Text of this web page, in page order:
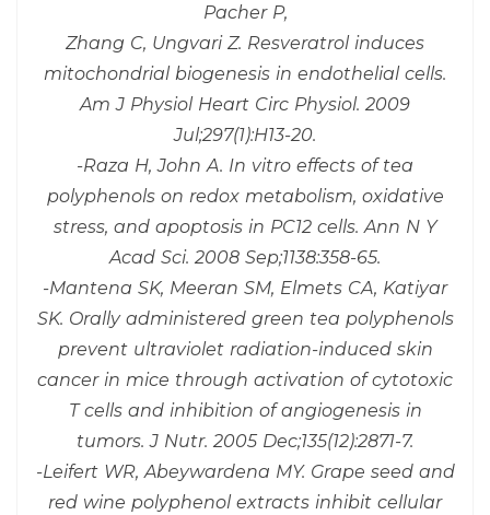
Pacher P,
Zhang C, Ungvari Z. Resveratrol induces
mitochondrial biogenesis in endothelial cells.
Am J Physiol Heart Circ Physiol. 2009
Jul;297(1):H13-20.
-Raza H, John A. In vitro effects of tea
polyphenols on redox metabolism, oxidative
stress, and apoptosis in PC12 cells. Ann N Y
Acad Sci. 2008 Sep;1138:358-65.
-Mantena SK, Meeran SM, Elmets CA, Katiyar
SK. Orally administered green tea polyphenols
prevent ultraviolet radiation-induced skin
cancer in mice through activation of cytotoxic
T cells and inhibition of angiogenesis in
tumors. J Nutr. 2005 Dec;135(12):2871-7.
-Leifert WR, Abeywardena MY. Grape seed and
red wine polyphenol extracts inhibit cellular